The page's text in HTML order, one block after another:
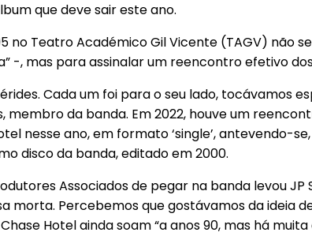
que deve sair este ano.
no Teatro Académico Gil Vicente (TAGV)
-, mas para assinalar um reencontro efetivo
Cada um foi para o seu lado,
membro da banda. Em 2022, houve um
nesse ano, em formato ‘single’,
disco da banda, editado em 2000.
Associados de pegar na banda levou
morta. Percebemos que gostávamos da ideia
Hotel ainda soam “a anos 90, mas há